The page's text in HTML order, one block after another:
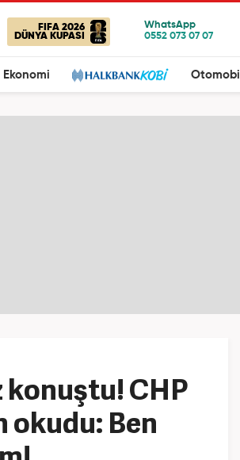
FIFA 2026
DÜNYA KUPASI
Ekonomi Otomobil
CHP
Ben